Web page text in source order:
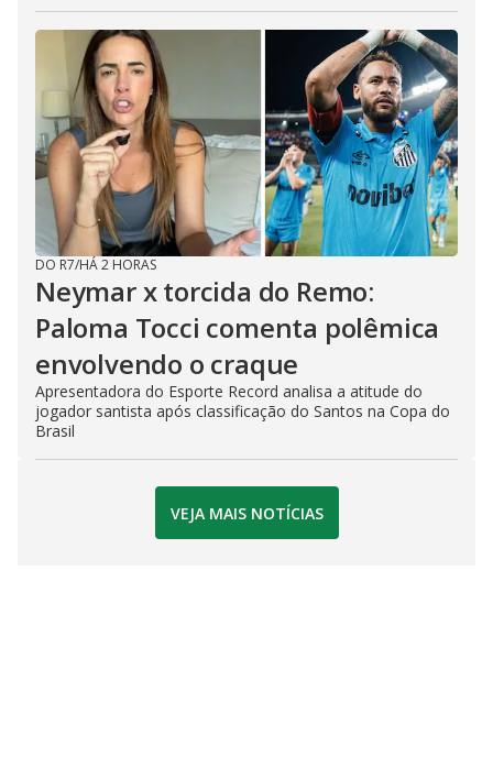
DO R7/HÁ 2 HORAS
Neymar x torcida do Remo:
Paloma Tocci comenta polêmica
envolvendo o craque
Apresentadora do Esporte Record analisa a atitude do
jogador santista após classificação do Santos na Copa do
Brasil
VEJA MAIS NOTÍCIAS